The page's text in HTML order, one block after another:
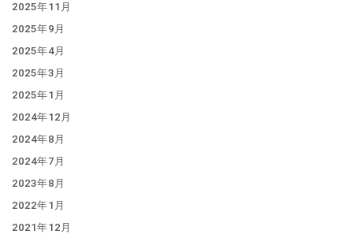
2025年11月
2025年9月
2025年4月
2025年3月
2025年1月
2024年12月
2024年8月
2024年7月
2023年8月
2022年1月
2021年12月